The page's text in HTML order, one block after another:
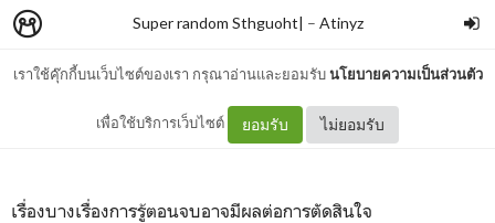
เราใช้คุ๊กกี้บนเว็บไซต์ของเรา กรุณาอ่านและยอมรับนโยบายความเป็นส่วนตัว
เพื่อใช้บริการเว็บไซต์ ยอมรับ ไม่ยอมรับ
Super random Sthguoht| – Atinyz
เพราะวันนี้มันยังไม่ง่าย
เรื่องบางเรื่องการรู้ตอนจบอาจมีผลต่อการตัดสินใจ